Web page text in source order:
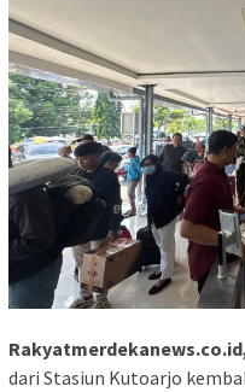
dari Stasiun Kutoarjo